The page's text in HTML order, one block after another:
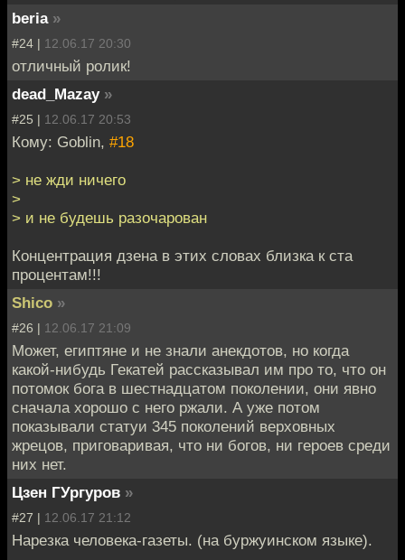
beria »
#24 | 12.06.17 20:30
отличный ролик!
dead_Mazay »
#25 | 12.06.17 20:53
Кому: Goblin, #18
> не жди ничего
>
> и не будешь разочарован
Концентрация дзена в этих словах близка к ста
процентам!!!
Shico »
#26 | 12.06.17 21:09
Может, египтяне и не знали анекдотов, но когда
какой-нибудь Гекатей рассказывал им про то, что он
потомок бога в шестнадцатом поколении, они явно
сначала хорошо с него ржали. А уже потом
показывали статуи 345 поколений верховных
жрецов, приговаривая, что ни богов, ни героев среди
них нет.
Цзен ГУргуров »
#27 | 12.06.17 21:12
Нарезка человека-газеты. (на буржуинском языке).